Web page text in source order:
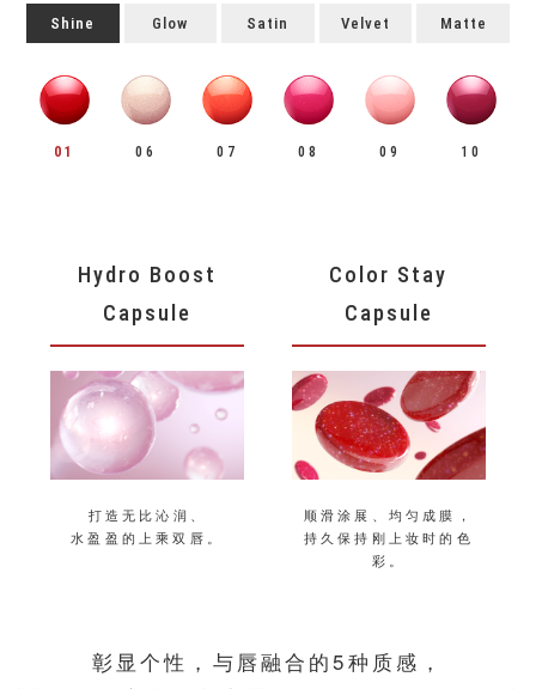
Shine Glow Satin Velvet Matte
01 06 07 08 09 10
Hydro Boost
Capsule
打造无比沁润、
水盈盈的上乘双唇。
Color Stay
Capsule
顺滑涂展、均匀成膜，
持久保持刚上妆时的色
彩。
彰显个性，与唇融合的5种质感，